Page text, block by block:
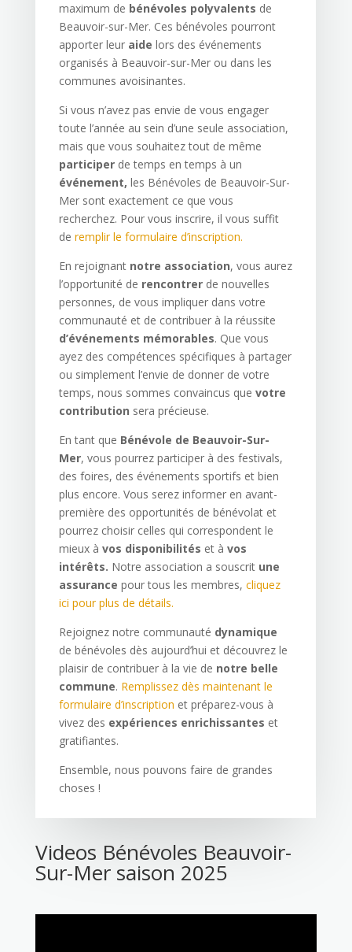
maximum de bénévoles polyvalents de
Beauvoir-sur-Mer. Ces bénévoles pourront
apporter leuraide lors des événements
organisés à Beauvoir-sur-Mer ou dans les
communes avoisinantes.
Si vous n’avez pas envie de vous engager
toute l’année au sein d’une seule association,
mais que vous souhaitez tout de même
participerde temps en temps à un
événement, les Bénévoles de Beauvoir-Sur-
Mer sont exactement ce que vous
recherchez. Pour vous inscrire, il vous suffit
de remplir le formulaire d’inscription.
En rejoignant notre association, vous aurez
l’opportunité de rencontrerde nouvelles
personnes, de vous impliquer dans votre
communauté et de contribuer à la réussite
d’événements mémorables. Que vous
ayez des compétences spécifiques à partager
ou simplement l’envie de donner de votre
temps, nous sommes convaincus que votre
contribution sera précieuse.
En tant que Bénévole de Beauvoir-Sur-
Mer, vous pourrez participer à des festivals,
des foires, des événements sportifs et bien
plus encore. Vous serez informer en avant-
première des opportunités de bénévolat et
pourrez choisir celles qui correspondent le
mieux à vos disponibilités et à vos
intérêts. Notre association a souscrit une
assurance pour tous les membres, cliquez
ici pour plus de détails.
Rejoignez notre communauté dynamique
de bénévoles dès aujourd’hui et découvrez le
plaisir de contribuer à la vie de notre belle
commune. Remplissez dès maintenant le
formulaire d’inscription et préparez-vous à
vivez des expériences enrichissantes et
gratifiantes.
Ensemble, nous pouvons faire de grandes
choses !
Videos Bénévoles Beauvoir-
Sur-Mer saison 2025